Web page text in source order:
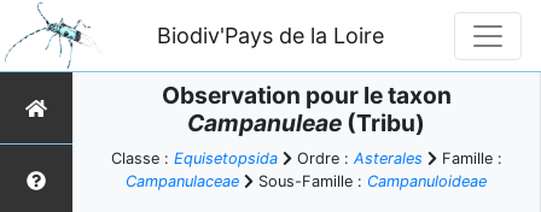
Biodiv'Pays de la Loire
Observation pour le taxon
Campanuleae (Tribu)
Classe : Equisetopsida Ordre : Asterales
Famille :
Campanulaceae
Sous-Famille : Campanuloideae